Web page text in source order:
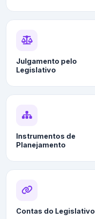
Julgamento pelo
Legislativo
Instrumentos de
Planejamento
Contas do Legislativo